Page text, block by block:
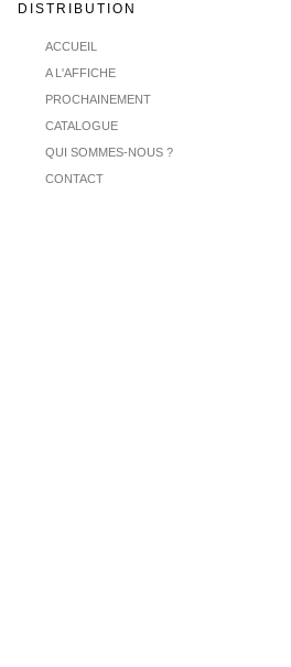
DISTRIBUTION
ACCUEIL
A L'AFFICHE
PROCHAINEMENT
CATALOGUE
QUI SOMMES-NOUS ?
CONTACT